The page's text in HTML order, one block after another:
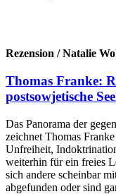
Rezension / Natalie
Thomas Franke:
postsowjetische
Das Panorama der
zeichnet Thomas
Unfreiheit,
weiterhin für ein freies
sich andere scheinbar
abgefunden oder sind